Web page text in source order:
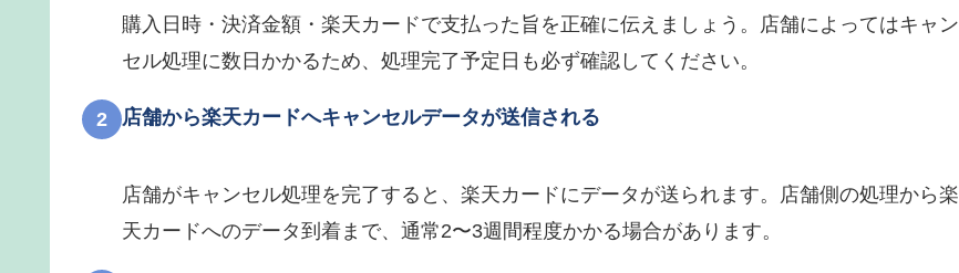
購入日時・決済金額・楽天カードで支払った旨を正確に伝えましょう。店舗によってはキャン
セル処理に数日かかるため、処理完了予定日も必ず確認してください。
2 店舗から楽天カードへキャンセルデータが送信される
店舗がキャンセル処理を完了すると、楽天カードにデータが送られます。 店舗側の処理から楽
天カードへのデータ到着まで、通常2〜3週間程度かかる場合があります。